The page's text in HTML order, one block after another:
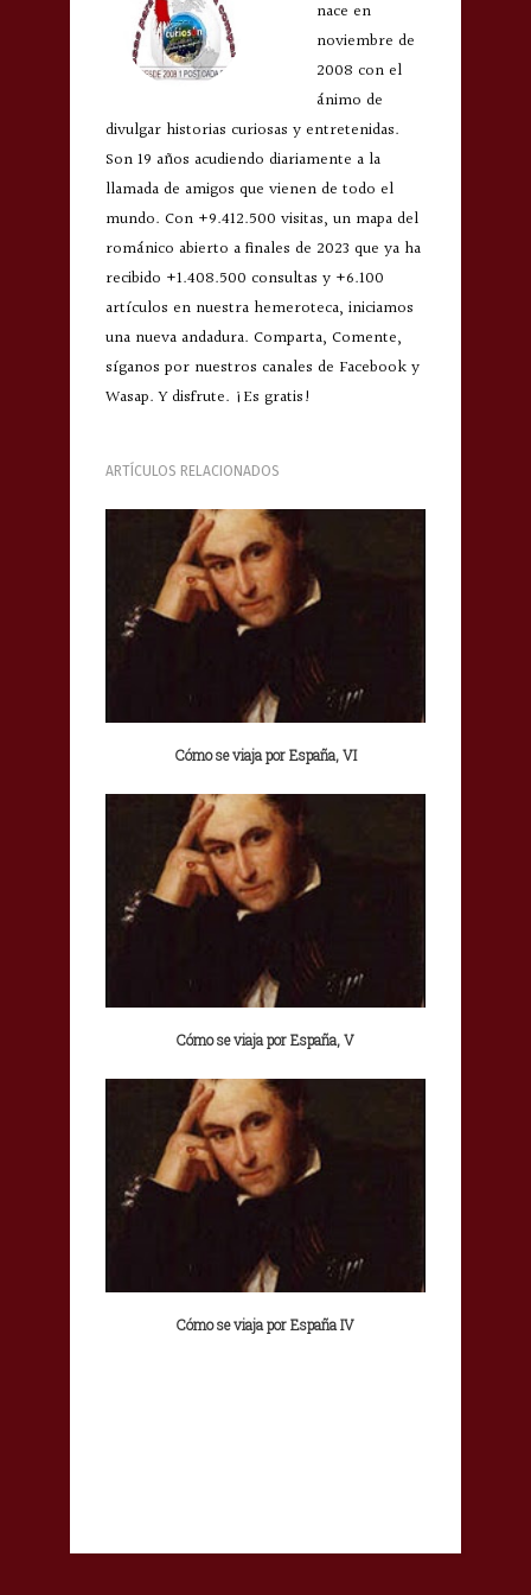
nace en
noviembre de
2008 con el
ánimo de
divulgar historias curiosas y entretenidas.
Son 19 años acudiendo diariamente a la
llamada de amigos que vienen de todo el
mundo. Con +9.412.500 visitas, un mapa del
románico abierto a finales de 2023 que ya ha
recibido +1.408.500 consultas y +6.100
artículos en nuestra hemeroteca, iniciamos
una nueva andadura. Comparta, Comente,
síganos por nuestros canales de Facebook y
Wasap. Y disfrute. ¡Es gratis!
ARTÍCULOS RELACIONADOS
Cómo se viaja por España, VI
Cómo se viaja por España, V
Cómo se viaja por España IV